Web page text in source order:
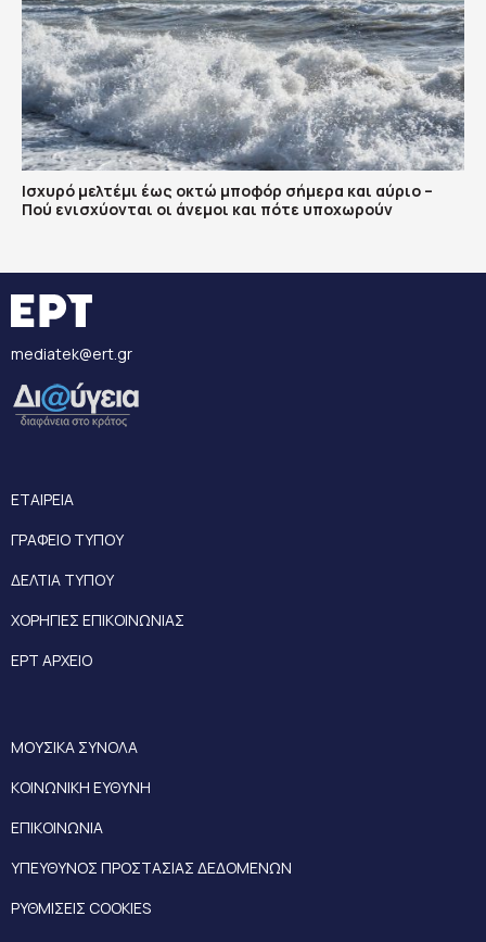
Ισχυρό μελτέμι έως οκτώ μποφόρ σήμερα και αύριο –
Πού ενισχύονται οι άνεμοι και πότε υποχωρούν
mediatek@ert.gr
ΕΤΑΙΡΕΙΑ
ΓΡΑΦΕΙΟ ΤΥΠΟΥ
ΔΕΛΤΙΑ ΤΥΠΟΥ
ΧΟΡΗΓΙΕΣ ΕΠΙΚΟΙΝΩΝΙΑΣ
ΕΡΤ ΑΡΧΕΙΟ
ΜΟΥΣΙΚΑ ΣΥΝΟΛΑ
ΚΟΙΝΩΝΙΚΗ ΕΥΘΥΝΗ
ΕΠΙΚΟΙΝΩΝΙΑ
ΥΠΕΥΘΥΝΟΣ ΠΡΟΣΤΑΣΙΑΣ ΔΕΔΟΜΕΝΩΝ
ΡΥΘΜΙΣΕΙΣ COOKIES